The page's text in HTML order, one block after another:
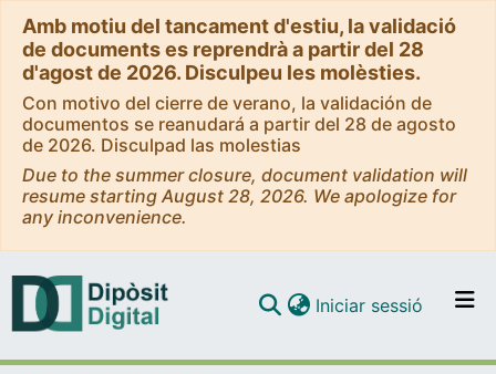
Amb motiu del tancament d'estiu, la validació
de documents es reprendrà a partir del 28
d'agost de 2026. Disculpeu les molèsties.
Con motivo del cierre de verano, la validación de
documentos se reanudará a partir del 28 de agosto
de 2026. Disculpad las molestias
Due to the summer closure, document validation will
resume starting August 28, 2026. We apologize for
any inconvenience.
Iniciar sessió (current)